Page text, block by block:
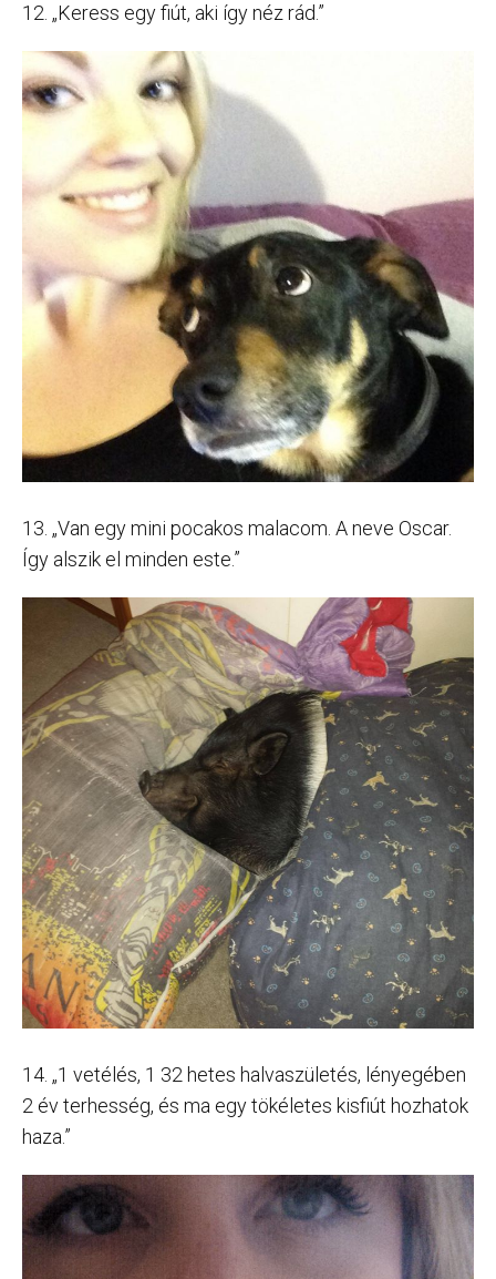
12. „Keress egy fiút, aki így néz rád.”
13. „Van egy mini pocakos malacom. A neve Oscar.
Így alszik el minden este.”
14. „1 vetélés, 1 32 hetes halvaszületés, lényegében
2 év terhesség, és ma egy tökéletes kisfiút hozhatok
haza.”